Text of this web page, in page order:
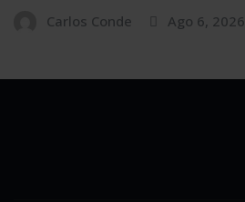
Carlos Conde Ago 6, 2026